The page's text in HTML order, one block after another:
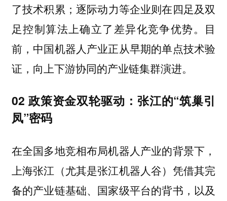
了技术积累；逐际动力等企业则在四足及双
足控制算法上确立了差异化竞争优势。
目
前，中国机器人产业正从早期的单点技术验
证，向上下游协同的产业链集群演进。
02 政策资金双轮驱动：张江的“筑巢引
凤”密码
在全国多地竞相布局机器人产业的背景下，
上海张江（尤其是张江机器人谷）凭借其完
备的产业链基础、国家级平台的背书，以及